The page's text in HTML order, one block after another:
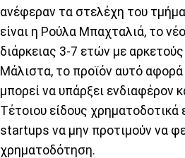
ανέφεραν τα στελέχη του
είναι η Ρούλα Μπαχταλιά, το
διάρκειας 3-7 ετών με
Μάλιστα, το προϊόν αυτό
μπορεί να υπάρξει
Τέτοιου είδους
startups να μην προτιμούν να
χρηματοδότηση.